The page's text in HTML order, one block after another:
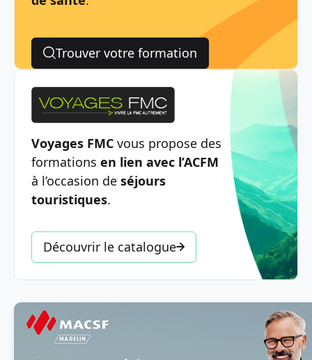
Trouver votre formation
Voyages FMC vous propose des
formations en lien avec l’ACFM
à l’occasion de séjours
touristiques.
Découvrir le catalogue